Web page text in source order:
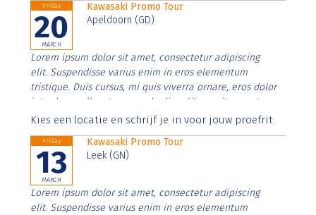
Friday
20
MARCH
Kawasaki Promo Tour
Apeldoorn (GD)
Lorem ipsum dolor sit amet, consectetur adipiscing
elit. Suspendisse varius enim in eros elementum
tristique. Duis cursus, mi quis viverra ornare, eros dolor
interdum nulla, ut commodo diam libero vitae erat.
Aenean faucibus nibh et justo cursus id rutrum lorem
Kies een locatie en schrijf je in voor jouw proefrit
Friday
13
MARCH
Kawasaki Promo Tour
Leek (GN)
Lorem ipsum dolor sit amet, consectetur adipiscing
elit. Suspendisse varius enim in eros elementum